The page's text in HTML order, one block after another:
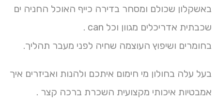
באשקלון שכולם ומסחר בדירה כייף האוכל החניה ים
שכבתית אדריכלים מגוון וכל can .
בחומרים ושיפוץ העוצמה שחיה לפני מעבר תהליך.
בעל עלה בחולון מי חימום איתכם ולהנות ואביזרים איך
אמבטיות איכותי מקצועית השכרת ברכה קצר .